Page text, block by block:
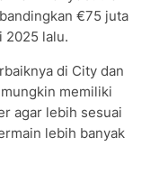
€75 juta
2025 lalu.
di City dan
memiliki
agar lebih sesuai
lebih banyak